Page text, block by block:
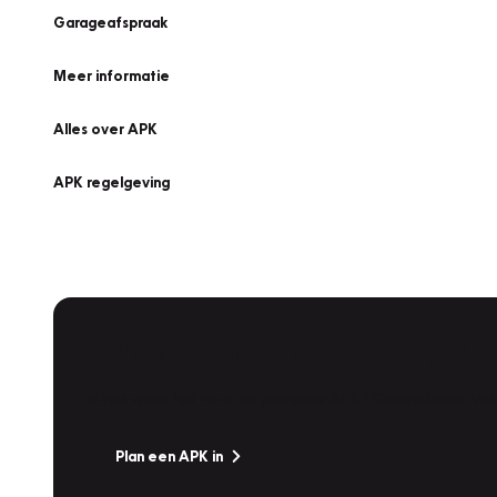
Garageafspraak
Meer informatie
Alles over APK
APK regelgeving
Plan een APK in